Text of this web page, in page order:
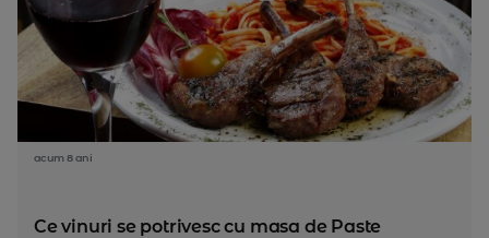
acum 8 ani
Ce vinuri se potrivesc cu masa de Paste